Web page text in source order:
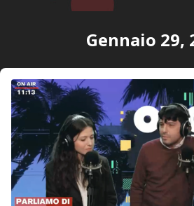
Gennaio 29,